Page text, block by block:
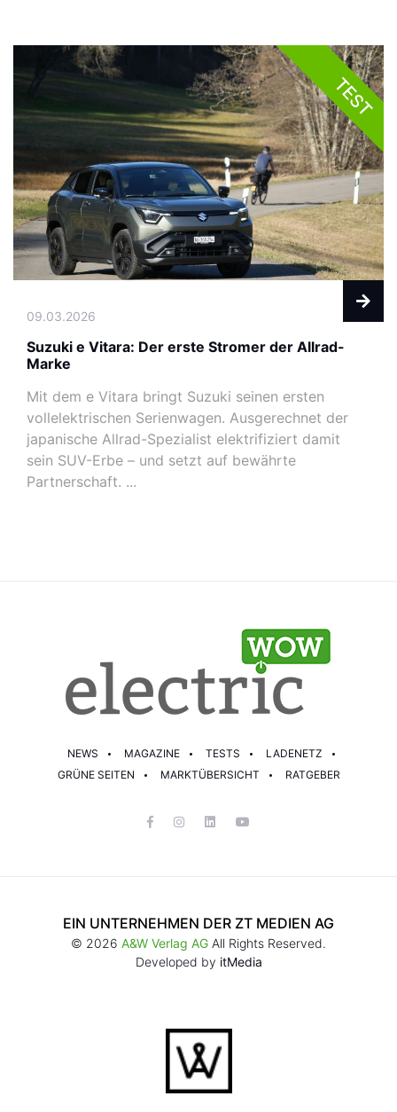
TEST
09.03.2026
Suzuki e Vitara: Der erste Stromer der Allrad-
Marke
Mit dem e Vitara bringt Suzuki seinen ersten
vollelektrischen Serienwagen. Ausgerechnet der
japanische Allrad-Spezialist elektrifiziert damit
sein SUV-Erbe – und setzt auf bewährte
Partnerschaft. ...
NEWS MAGAZINE TESTS
LADENETZ
GRÜNE SEITEN
MARKTÜBERSICHT RATGEBER
EIN UNTERNEHMEN DER ZT MEDIEN AG
© 2026 A&W Verlag AG All Rights Reserved.
Developed by itMedia